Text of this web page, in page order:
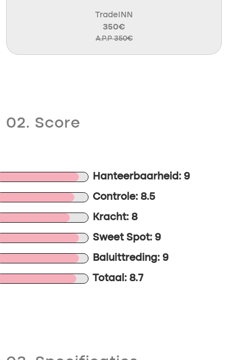
TradeINN
350€
A.P.P 350€
02. Score
Hanteerbaarheid: 9
Controle: 8.5
Kracht: 8
Sweet Spot: 9
Baluittreding: 9
Totaal: 8.7